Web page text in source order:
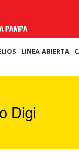
LINEA ABIERTA